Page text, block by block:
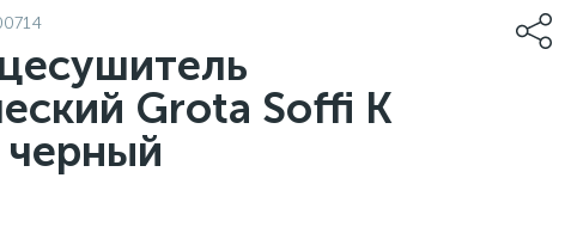
Grota Soffi K